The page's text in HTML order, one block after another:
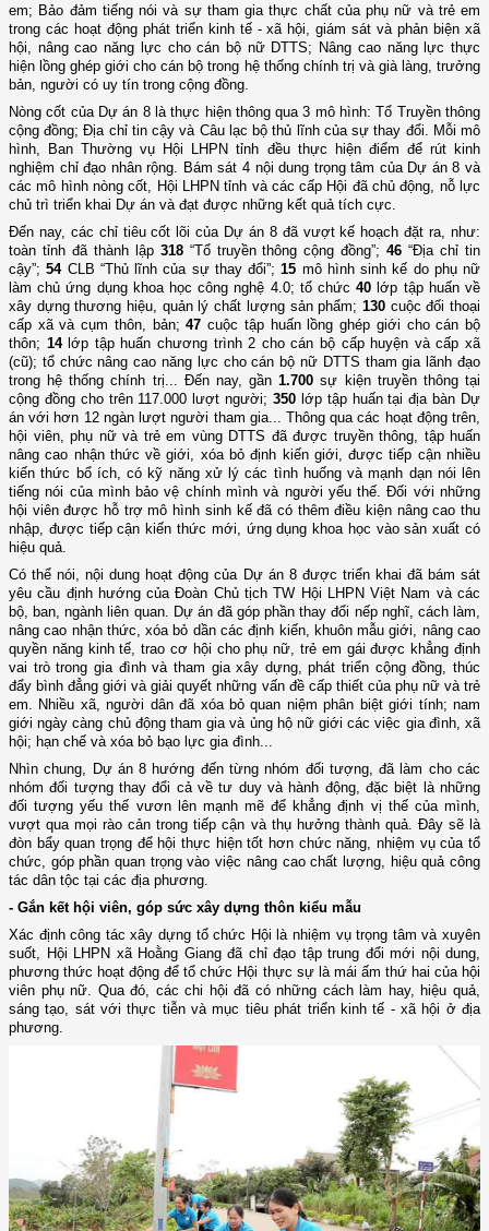
em; Bảo đảm tiếng nói và sự tham gia thực chất của phụ nữ và trẻ em
trong các hoạt động phát triển kinh tế - xã hội, giám sát và phản biện xã
hội, nâng cao năng lực cho cán bộ nữ DTTS; Nâng cao năng lực thực
hiện lồng ghép giới cho cán bộ trong hệ thống chính trị và già làng, trưởng
bản, người có uy tín trong cộng đồng.
Nòng cốt của Dự án 8 là thực hiện thông qua 3 mô hình: Tổ Truyền thông
cộng đồng; Địa chỉ tin cậy và Câu lạc bộ thủ lĩnh của sự thay đổi. Mỗi mô
hình, Ban Thường vụ Hội LHPN tỉnh đều thực hiện điểm để rút kinh
nghiệm chỉ đạo nhân rộng. Bám sát 4 nội dung trọng tâm của Dự án 8 và
các mô hình nòng cốt, Hội LHPN tỉnh và các cấp Hội đã chủ động, nỗ lực
chủ trì triển khai Dự án và đạt được những kết quả tích cực.
Đến nay, các chỉ tiêu cốt lõi của Dự án 8 đã vượt kế hoạch đặt ra, như:
toàn tỉnh đã thành lập 318“Tổ truyền thông cộng đồng”;46 “Địa chỉ tin
cậy”;54CLB “Thủ lĩnh của sự thay đổi”;15 mô hình sinh kế do phụ nữ
làm chủ ứng dụng khoa học công nghệ 4.0; tổ chức40 lớp tập huấn về
xây dựng thương hiệu, quản lý chất lượng sản phẩm; 130cuộc đối thoại
cấp xã và cụm thôn, bản;47 cuộc tập huấn lồng ghép giới cho cán bộ
thôn; 14 lớp tập huấn chương trình 2 cho cán bộ cấp huyện và cấp xã
(cũ); tổ chức nâng cao năng lực cho cán bộ nữ DTTS tham gia lãnh đạo
trong hệ thống chính trị... Đến nay, gần1.700 sự kiện truyền thông tại
cộng đồng cho trên 117.000 lượt người; 350 lớp tập huấn tại địa bàn Dự
án với hơn 12 ngàn lượt người tham gia... Thông qua các hoạt động trên,
hội viên, phụ nữ và trẻ em vùng DTTS đã được truyền thông, tập huấn
nâng cao nhận thức về giới, xóa bỏ định kiến giới, được tiếp cận nhiều
kiến thức bổ ích, có kỹ năng xử lý các tình huống và mạnh dạn nói lên
tiếng nói của mình bảo vệ chính mình và người yếu thế. Đối với những
hội viên được hỗ trợ mô hình sinh kế đã có thêm điều kiện nâng cao thu
nhập, được tiếp cận kiến thức mới, ứng dụng khoa học vào sản xuất có
hiệu quả.
Có thể nói, nội dung hoạt động của Dự án 8 được triển khai đã bám sát
yêu cầu định hướng của Đoàn Chủ tịch TW Hội LHPN Việt Nam và các
bộ, ban, ngành liên quan. Dự án đã góp phần thay đổi nếp nghĩ, cách làm,
nâng cao nhận thức, xóa bỏ dần các định kiến, khuôn mẫu giới, nâng cao
quyền năng kinh tế, trao cơ hội cho phụ nữ, trẻ em gái được khẳng định
vai trò trong gia đình và tham gia xây dựng, phát triển cộng đồng, thúc
đẩy bình đẳng giới và giải quyết những vấn đề cấp thiết của phụ nữ và trẻ
em. Nhiều xã, người dân đã xóa bỏ quan niệm phân biệt giới tính; nam
giới ngày càng chủ động tham gia và ủng hộ nữ giới các việc gia đình, xã
hội; hạn chế và xóa bỏ bạo lực gia đình...
Nhìn chung, Dự án 8 hướng đến từng nhóm đối tượng, đã làm cho các
nhóm đối tượng thay đổi cả về tư duy và hành động, đặc biệt là những
đối tượng yếu thế vươn lên mạnh mẽ để khẳng định vị thế của mình,
vượt qua mọi rào cản trong tiếp cận và thụ hưởng thành quả. Đây sẽ là
đòn bẩy quan trọng để hội thực hiện tốt hơn chức năng, nhiệm vụ của tổ
chức, góp phần quan trọng vào việc nâng cao chất lượng, hiệu quả công
tác dân tộc tại các địa phương.
- Gắn kết hội viên, góp sức xây dựng thôn kiểu mẫu
Xác định công tác xây dựng tổ chức Hội là nhiệm vụ trọng tâm và xuyên
suốt, Hội LHPN xã Hoằng Giang đã chỉ đạo tập trung đổi mới nội dung,
phương thức hoạt động để tổ chức Hội thực sự là mái ấm thứ hai của hội
viên phụ nữ. Qua đó, các chi hội đã có những cách làm hay, hiệu quả,
sáng tạo, sát với thực tiễn và mục tiêu phát triển kinh tế - xã hội ở địa
phương.